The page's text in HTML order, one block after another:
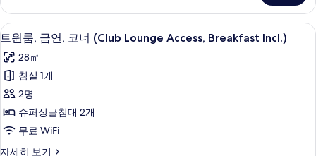
Breakfast
Incl.)
사
진
모
두
보
기
블
룸,
금
(Club
Lounge
Breakfast
Incl.)
자
세
히
트
윈
룸,
금
연,
코
너
미니바, 객실 내 금고, 책상, 다리미/다
7
트윈룸, 금연, 코너 (Club Lounge Access, Breakfast Incl.)
28㎡
침실 1개
2명
슈퍼싱글침대 2개
무료 WiFi
자세히 보기
트